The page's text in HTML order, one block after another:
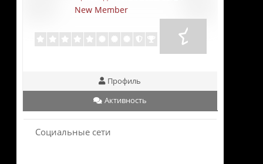
New Member
Профиль
Активность
Социальные сети